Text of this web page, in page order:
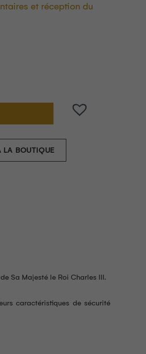
et réception du
LA BOUTIQUE
Sa Majesté le Roi Charles III.
caractéristiques de sécurité